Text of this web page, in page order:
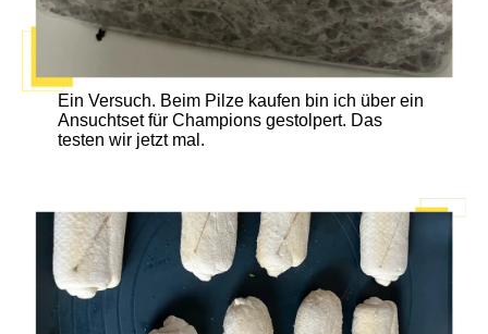
Ein Versuch. Beim Pilze kaufen bin ich über ein
Ansuchtset für Champions gestolpert. Das
testen wir jetzt mal.